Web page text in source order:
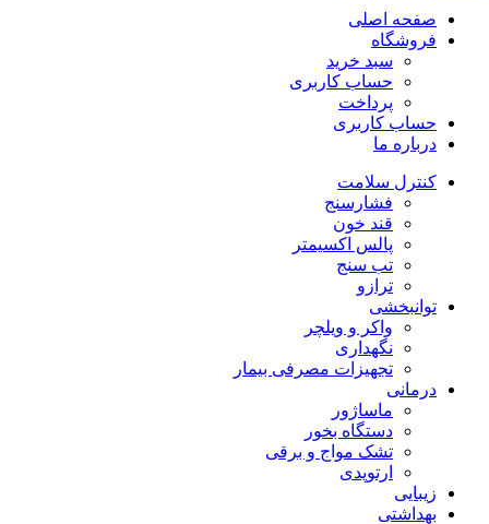
صفحه اصلی
فروشگاه
سبد خرید
حساب کاربری
پرداخت
حساب کاربری
درباره ما
کنترل سلامت
فشارسنج
قند خون
پالس اکسیمتر
تب سنج
ترازو
توانبخشی
واکر و ویلچر
نگهداری
تجهیزات مصرفی بیمار
درمانی
ماساژور
دستگاه بخور
تشک مواج و برقی
ارتوپدی
زیبایی
بهداشتی